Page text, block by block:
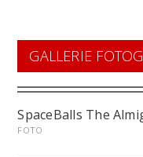
GALLERIE
SpaceBalls The
FOTO